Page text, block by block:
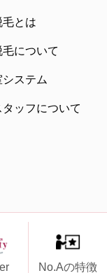
毛とは
毛について
ステム
ッフについて
エー）. All right
No.Aの特徴